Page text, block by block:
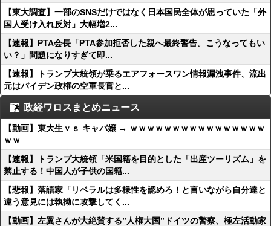
【東大調査】一部のSNSだけではなく日本国民全体が思っていた「外
国人受け入れ反対」大幅増2...
【速報】PTA会長「PTA参加拒否した親へ最終警告。こうなってもい
い？」問題になりすぎて即...
【速報】トランプ大統領が乗るエアフォースワン情報漏洩事件、流出
元はバイデン政権の空軍長官と...
政経ワロスまとめニュース
【動画】東大生ｖｓ キャバ嬢 → ｗｗｗｗｗｗｗｗｗｗｗｗｗｗｗｗ
ｗｗ
【速報】トランプ大統領「米国籍を目的とした「出産ツーリズム」を
禁止する！中国人が子供の国籍...
【悲報】落語家「リベラルは多様性を認めろ！と言いながら自分達と
違う意見には執拗に攻撃してく...
【動画】左翼さんが大絶賛する”人権大国”ドイツの警察、極左活動家